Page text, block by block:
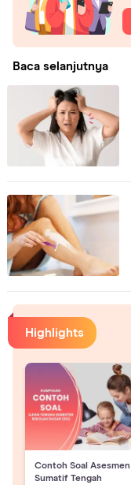
Baca selanjutnya
Highlights
Contoh Soal Asesmen
Sumatif Tengah